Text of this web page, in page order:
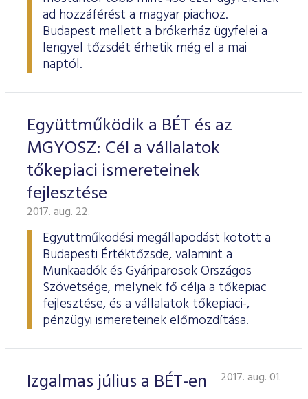
ad hozzáférést a magyar piachoz.
Budapest mellett a brókerház ügyfelei a
lengyel tőzsdét érhetik még el a mai
naptól.
Együttműködik a BÉT és az
MGYOSZ: Cél a vállalatok
tőkepiaci ismereteinek
fejlesztése
2017. aug. 22.
Együttműködési megállapodást kötött a
Budapesti Értéktőzsde, valamint a
Munkaadók és Gyáriparosok Országos
Szövetsége, melynek fő célja a tőkepiac
fejlesztése, és a vállalatok tőkepiaci-,
pénzügyi ismereteinek előmozdítása.
Izgalmas július a BÉT-en 2017. aug. 01.